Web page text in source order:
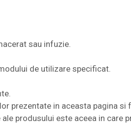
sau infuzie.
de utilizare specificat.
prezentate in aceasta pagina
produsului este aceea in care